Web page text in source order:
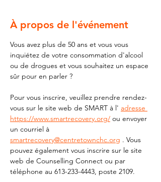
À propos de l'événement
Vous avez plus de 50 ans et vous vous
inquiétez de votre consommation d'alcool
ou de drogues et vous souhaitez un espace
sûr pour en parler ?
Pour vous inscrire, veuillez prendre rendez-
vous sur le site web de SMART à l' adresse
https://www.smartrecovery.org/ ou envoyer
un courriel à
smartrecovery@centretownchc.org . Vous
pouvez également vous inscrire sur le site
web de Counselling Connect ou par
téléphone au 613-233-4443, poste 2109.